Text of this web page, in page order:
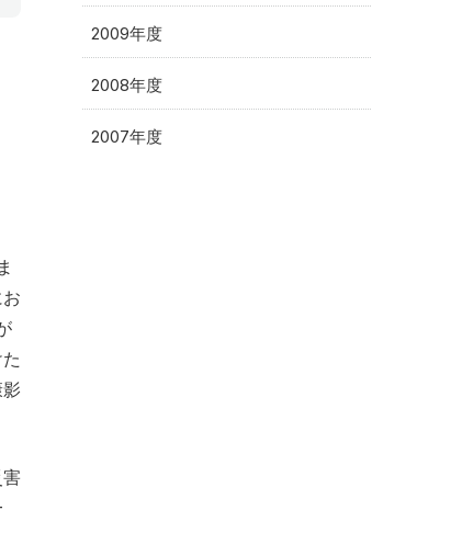
2009年度
2008年度
2007年度